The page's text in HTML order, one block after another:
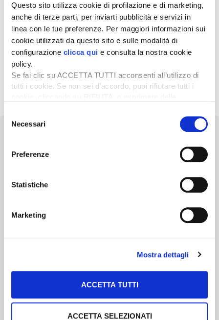
Questo sito utilizza cookie di profilazione e di marketing,
anche di terze parti, per inviarti pubblicità e servizi in
linea con le tue preferenze. Per maggiori informazioni sui
cookie utilizzati da questo sito e sulle modalità di
configurazione clicca qui e consulta la nostra cookie
policy.
Se fai clic su ACCETTA TUTTI acconsenti all’utilizzo di
tutti i cookie. Se non sei d’accordo, puoi rifiutare tutti i
desideri accettare e cliccando ACCETTA SELEZIONATI.
delNecessari
Preferenze
Statistiche
Marketing
Mostra dettagli
ACCETTA TUTTI
ACCETTA SELEZIONATI
25 Giugno 2025
Strategia idrica UE: gli
agricoltori usino i soldi della
Pac
Scopri un servizio d'informazione di alta qualità. Tagliato sulle tue